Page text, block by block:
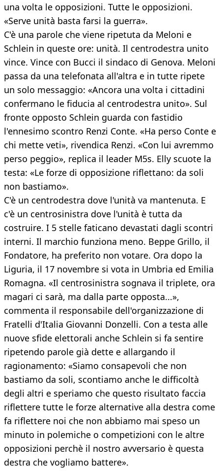
una volta le opposizioni. Tutte le opposizioni.
«Serve unità basta farsi la guerra».
C'è una parole che viene ripetuta da Meloni e
Schlein in queste ore: unità. Il centrodestra unito
vince. Vince con Bucci il sindaco di Genova. Meloni
passa da una telefonata all'altra e in tutte ripete
un solo messaggio: «Ancora una volta i cittadini
confermano le fiducia al centrodestra unito». Sul
fronte opposto Schlein guarda con fastidio
l'ennesimo scontro Renzi Conte. «Ha perso Conte e
chi mette veti», rivendica Renzi. «Con lui avremmo
perso peggio», replica il leader M5s. Elly scuote la
testa: «Le forze di opposizione riflettano: da soli
non bastiamo».
C'è un centrodestra dove l'unità va mantenuta. E
c'è un centrosinistra dove l'unità è tutta da
costruire. I 5 stelle faticano devastati dagli scontri
interni. Il marchio funziona meno. Beppe Grillo, il
Fondatore, ha preferito non votare. Ora dopo la
Liguria, il 17 novembre si vota in Umbria ed Emilia
Romagna. «Il centrosinistra sognava il triplete, ora
magari ci sarà, ma dalla parte opposta...»,
commenta il responsabile dell'organizzazione di
Fratelli d'Italia Giovanni Donzelli. Con a testa alle
nuove sfide elettorali anche Schlein si fa sentire
ripetendo parole già dette e allargando il
ragionamento: «Siamo consapevoli che non
bastiamo da soli, scontiamo anche le difficoltà
degli altri e speriamo che questo risultato faccia
riflettere tutte le forze alternative alla destra come
fa riflettere noi che non abbiamo mai speso un
minuto in polemiche o competizioni con le altre
opposizioni perchè il nostro avversario è questa
destra che vogliamo battere».